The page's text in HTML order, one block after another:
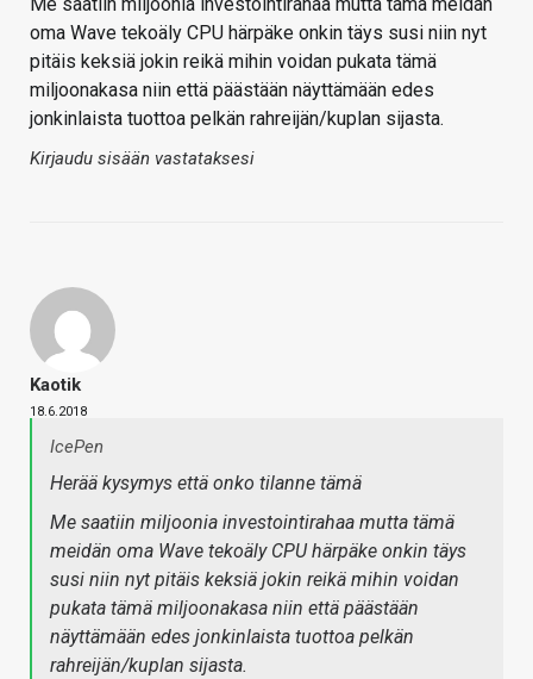
oma Wave tekoäly CPU härpäke onkin täys susi niin nyt
pitäis keksiä jokin reikä mihin voidan pukata tämä
miljoonakasa niin että päästään näyttämään edes
jonkinlaista tuottoa pelkän rahreijän/kuplan sijasta.
Kirjaudu sisään vastataksesi
Kaotik
18.6.2018
IcePen
Herää kysymys että onko tilanne tämä
Me saatiin miljoonia investointirahaa mutta tämä
meidän oma Wave tekoäly CPU härpäke onkin täys
susi niin nyt pitäis keksiä jokin reikä mihin voidan
pukata tämä miljoonakasa niin että päästään
näyttämään edes jonkinlaista tuottoa pelkän
rahreijän/kuplan sijasta.